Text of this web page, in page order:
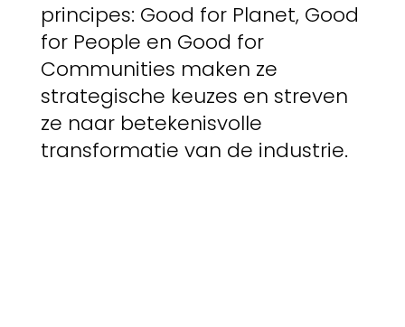
principes: Good for Planet, Good
for People en Good for
Communities maken ze
strategische keuzes en streven
ze naar betekenisvolle
transformatie van de industrie.